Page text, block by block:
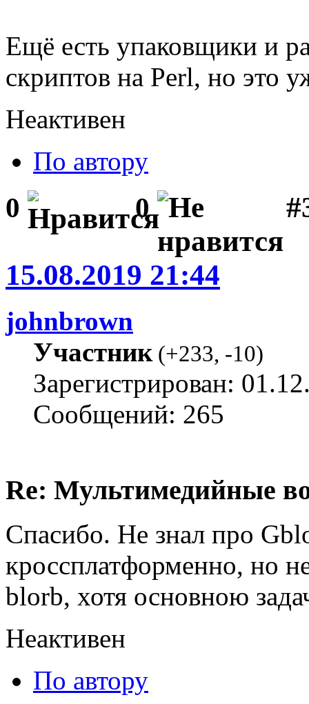
Ещё есть упаковщики и
скриптов на Perl, но это
Неактивен
По автору
0 0
15.08.2019 21:44
johnbrown
Участник(+233, -10)
Зарегистрирован:
Сообщений: 265
Re: Мультимедийные
Спасибо. Не знал про
кроссплатформенно, но
blorb, хотя основною
Неактивен
По автору